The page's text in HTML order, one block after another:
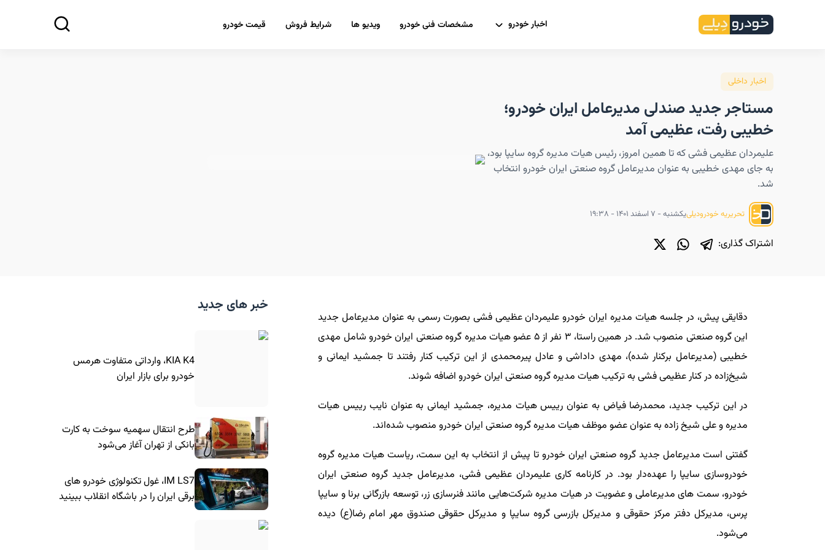
اخبار خودرو مشخصات فنی خودرو ویدیو ها شرایط فروش قیمت خودرو
اخبار داخلی
مستاجر جدید صندلی مدیرعامل ایران خودرو؛
خطیبی رفت، عظیمی آمد
علیمردان عظیمی فشی که تا همین امروز، رئیس هیات مدیره گروه سایپا بود،
به جای مهدی خطیبی به عنوان مدیرعامل گروه صنعتی ایران خودرو انتخاب
شد.
تحریریه خودرودیلییکشنبه - ۷ اسفند ۱۴۰۱ - ۱۹:۳۸
اشتراک گذاری:
دقایقی پیش، در جلسه هیات مدیره ایران خودرو علیمردان عظیمی فشی بصورت رسمی به عنوان مدیرعامل جدید
این گروه صنعتی منصوب شد. در همین راستا، ۳ نفر از ۵ عضو هیات مدیره گروه صنعتی ایران خودرو شامل مهدی
خطیبی (مدیرعامل برکنار شده)، مهدی داداشی و عادل پیرمحمدی از این ترکیب کنار رفتند تا جمشید ایمانی و
شیخ‌زاده در کنار عظیمی فشی به ترکیب هیات مدیره گروه صنعتی ایران خودرو اضافه شوند.
در این ترکیب جدید، محمدرضا فیاض به عنوان رییس هیات مدیره، جمشید ایمانی به عنوان نایب رییس هیات
مدیره و علی شیخ زاده به عنوان عضو موظف هیات مدیره گروه صنعتی ایران خودرو منصوب شده‌اند.
گفتنی است مدیرعامل جدید گروه صنعتی ایران خودرو تا پیش از انتخاب به این سمت، ریاست هیات مدیره گروه
خودروسازی سایپا را عهده‌دار بود. در کارنامه کاری علیمردان عظیمی فشی، مدیرعامل جدید گروه صنعتی ایران
خودرو، سمت های مدیرعاملی و عضویت در هیات مدیره شرکت‌هایی مانند فنرسازی زر، توسعه بازرگانی برنا و سایپا
پرس، مدیرکل دفتر مرکز حقوقی و مدیرکل بازرسی گروه سایپا و مدیرکل حقوقی صندوق مهر امام رضا(ع) دیده
می‌شود.
خبر های جدید
KIA K4، وارداتی متفاوت هرمس
خودرو برای بازار ایران
طرح انتقال سهمیه سوخت به کارت
بانکی از تهران آغاز می‌شود
IM LS7، غول تکنولوژی خودرو های
برقی ایران را در باشگاه انقلاب ببینید